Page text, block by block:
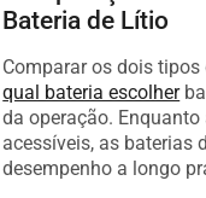
Bateria de Lítio
Comparar os dois
qual bateria escolher
da operação.
acessíveis, as baterias
desempenho a longo